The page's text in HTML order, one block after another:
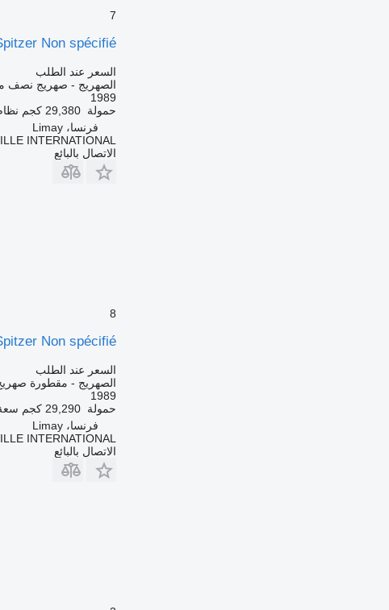
7
Non spécifié
السعر عند الطلب
الصهريج - صهريج نصف
1989
حمولة 29,380 كجم
فرنسا، Limay
INTERNATIONAL
الاتصال بالبائع
8
Non spécifié
السعر عند الطلب
الصهريج - مقطورة
1989
حمولة 29,290 كجم
فرنسا، Limay
INTERNATIONAL
الاتصال بالبائع